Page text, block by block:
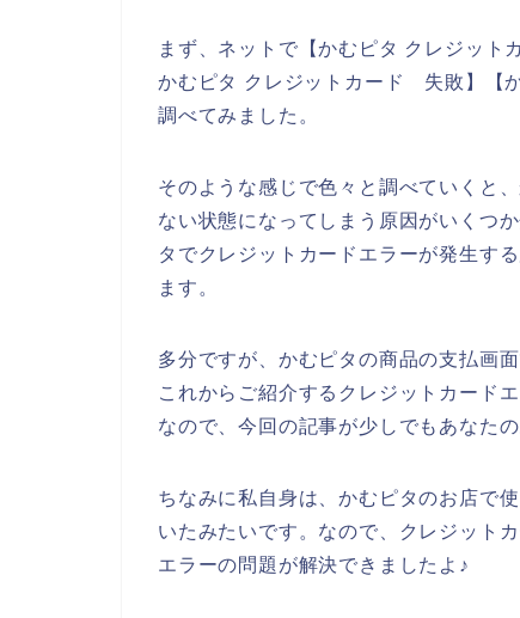
まず、ネットで【かむピタ クレジッ
かむピタ クレジットカード 失敗】【
調べてみました。
そのような感じで色々と調べていくと
ない状態になってしまう原因がいくつ
タでクレジットカードエラーが発生す
ます。
多分ですが、かむピタの商品の支払画
これからご紹介するクレジットカード
なので、今回の記事が少しでもあなた
ちなみに私自身は、かむピタのお店で
いたみたいです。なので、クレジット
エラーの問題が解決できましたよ♪